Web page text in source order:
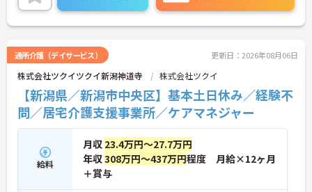
通所介護（デイサービス） 更新日：2026年08月06日
株式会社ツクイツクイ新潟神道寺 株式会社ツクイ
【新潟県／新潟市中央区】基本土日休み／経験不
問／居宅介護支援事業所／ケアマネジャー
給料
月収 23.4万円～27.7万円
年収308万円～437万円程度 月給×12ヶ月
＋賞与